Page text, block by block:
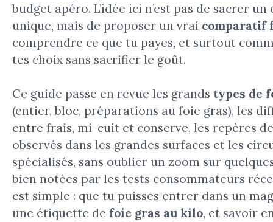
budget apéro. L’idée ici n’est pas de sacrer
unique, mais de proposer un vrai comparatif
comprendre ce que tu payes, et surtout
tes choix sans sacrifier le goût.
Ce guide passe en revue les grands types de
(entier, bloc, préparations au foie gras), les
entre frais, mi-cuit et conserve, les repères
observés dans les grandes surfaces et les
spécialisés, sans oublier un zoom sur
bien notées par les tests consommateurs
est simple : que tu puisses entrer dans un
une étiquette de foie gras au kilo, et savoir